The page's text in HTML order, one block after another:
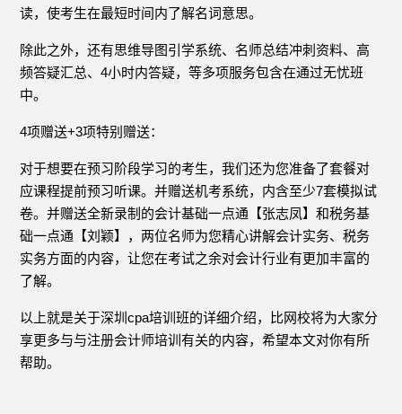
读，使考生在最短时间内了解名词意思。
除此之外，还有思维导图引学系统、名师总结冲刺资料、高
频答疑汇总、4小时内答疑，等多项服务包含在通过无忧班
中。
4项赠送+3项特别赠送：
对于想要在预习阶段学习的考生，我们还为您准备了套餐对
应课程提前预习听课。并赠送机考系统，内含至少7套模拟试
卷。并赠送全新录制的会计基础一点通【张志凤】和税务基
础一点通【刘颖】，两位名师为您精心讲解会计实务、税务
实务方面的内容，让您在考试之余对会计行业有更加丰富的
了解。
以上就是关于深圳cpa培训班的详细介绍，比网校将为大家分
享更多与与注册会计师培训有关的内容，希望本文对你有所
帮助。